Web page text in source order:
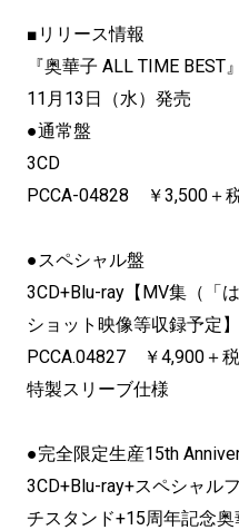
■リリース情報
『奥華子 ALL TIME BEST』
11月13日（水）発売
●通常盤
3CD
PCCA-04828 ￥3,500＋
●スペシャル盤
3CD+Blu-ray【MV集（「
ショット映像等収録予定】
PCCA.04827 ￥4,900＋税
特製スリーブ仕様
●完全限定生産15th
3CD+Blu-ray+スペシャル
チスタンド+15周年記念